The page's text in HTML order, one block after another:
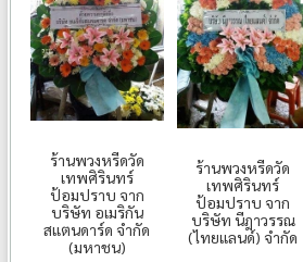
ร้านพวงหรีดวัด
เทพศิรินทร์
ป้อมปราบ จาก
บริษัท อเมริกัน
สแตนดาร์ด จำกัด
(มหาชน)
ร้านพวงหรีดวัด
เทพศิรินทร์
ป้อมปราบ จาก
บริษัท นีฎาวรรณ
(ไทยแลนด์) จำกัด